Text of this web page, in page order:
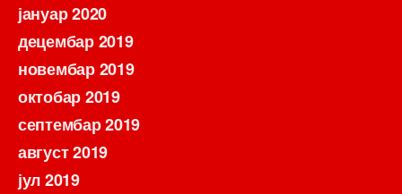
јануар 2020
децембар 2019
новембар 2019
октобар 2019
септембар 2019
август 2019
јул 2019